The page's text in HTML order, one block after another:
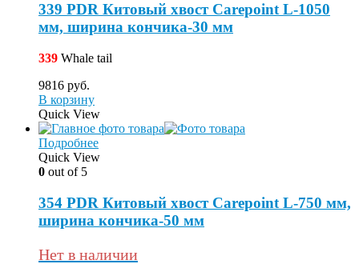
339 PDR Китовый хвост Carepoint L-1050
мм, ширина кончика-30 мм
339 Whale tail
9816 руб.
В корзину
Quick View
Подробнее
Quick View
0 out of 5
354 PDR Китовый хвост Carepoint L-750 мм,
ширина кончика-50 мм
Нет в наличии